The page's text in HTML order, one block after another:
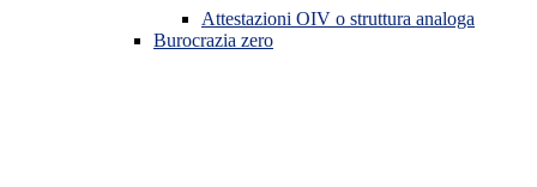
Attestazioni OIV o struttura analoga
Burocrazia zero